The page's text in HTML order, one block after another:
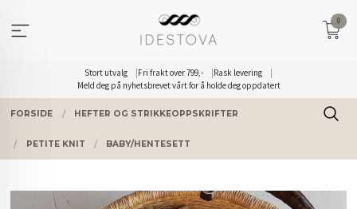
innholdet
Stort utvalg Fri frakt over 799,-
Rask levering
Meld deg på nyhetsbrevet vårt for å holde deg oppdatert
0
FORSIDE HEFTER OG STRIKKEOPPSKRIFTER
PETITE KNIT BABY/HENTESETT